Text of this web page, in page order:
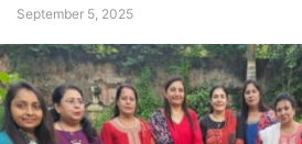
September 5, 2025